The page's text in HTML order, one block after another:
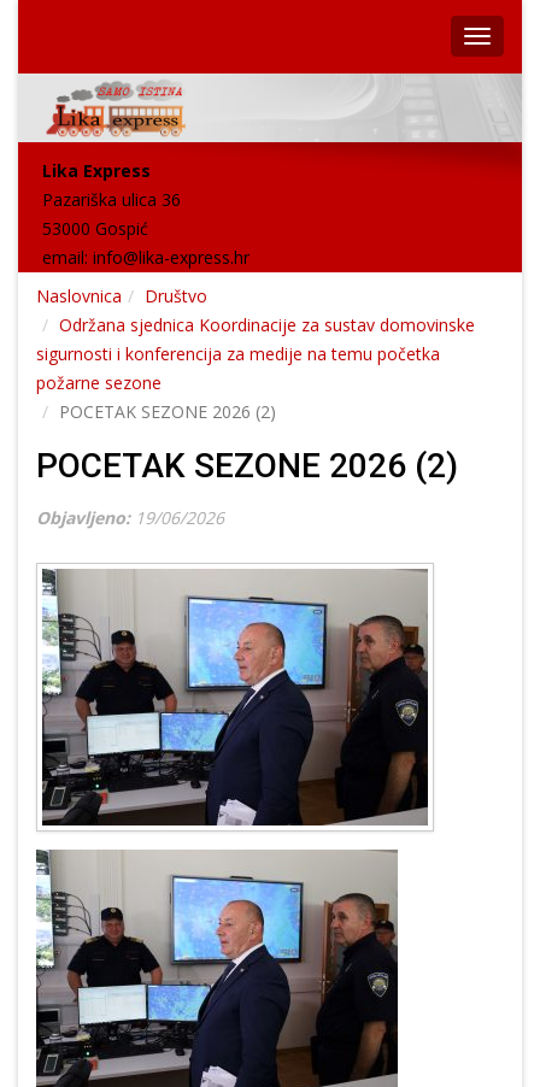
Lika Express
Pazariška ulica 36
53000 Gospić
email: info@lika-express.hr
Naslovnica
Društvo
Održana sjednica Koordinacije za sustav domovinske
sigurnosti i konferencija za medije na temu početka
požarne sezone
POCETAK SEZONE 2026 (2)
POCETAK SEZONE 2026 (2)
Objavljeno: 19/06/2026